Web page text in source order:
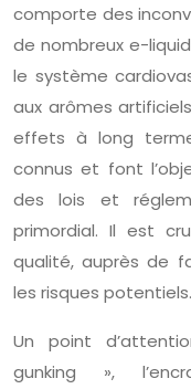
comporte des
de nombreux e-
le système
aux arômes
effets à long
connus et font
des lois et
primordial. Il est
qualité, auprès de
les risques potentiels.
Un point
gunking »,